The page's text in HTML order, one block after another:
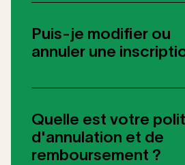
Puis-je modifier ou
annuler une
Quelle est votre
d'annulation et de
remboursement ?